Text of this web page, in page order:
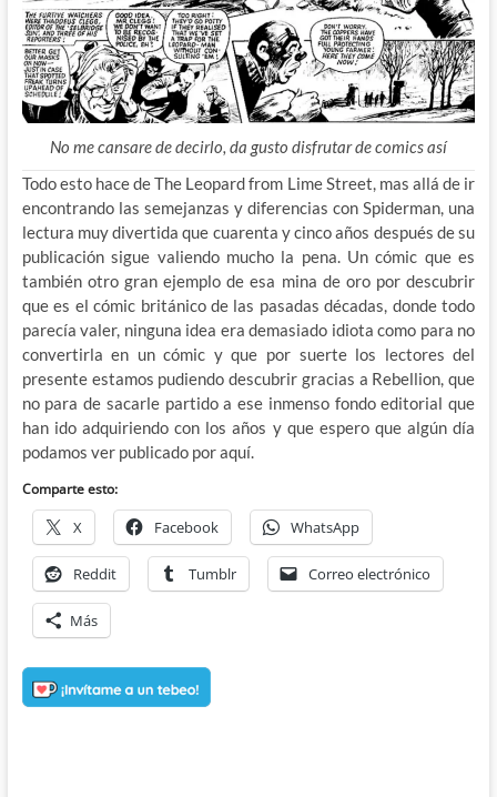
No me cansare de decirlo, da gusto disfrutar de comics así
Todo esto hace de The Leopard from Lime Street, mas allá de ir
encontrando las semejanzas y diferencias con Spiderman, una
lectura muy divertida que cuarenta y cinco años después de su
publicación sigue valiendo mucho la pena. Un cómic que es
también otro gran ejemplo de esa mina de oro por descubrir
que es el cómic británico de las pasadas décadas, donde todo
parecía valer, ninguna idea era demasiado idiota como para no
convertirla en un cómic y que por suerte los lectores del
presente estamos pudiendo descubrir gracias a Rebellion, que
no para de sacarle partido a ese inmenso fondo editorial que
han ido adquiriendo con los años y que espero que algún día
podamos ver publicado por aquí.
Comparte esto:
X Facebook WhatsApp
Reddit Tumblr Correo electrónico
Más